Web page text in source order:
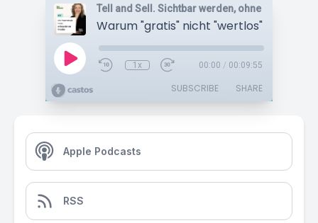
1x 00:00 / 00:09:55
SUBSCRIBE SHARE
Apple Podcasts
RSS